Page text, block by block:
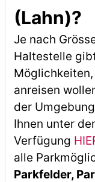
(Lahn)?
Je nach
Haltestelle
anreisen
der
Ihnen unter
Verfügung
alle
Parkfelder,